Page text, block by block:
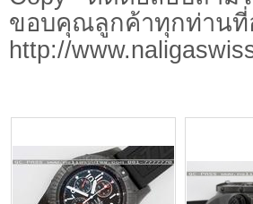
ขอบคุณลูกค้าทุกท่าน
http://